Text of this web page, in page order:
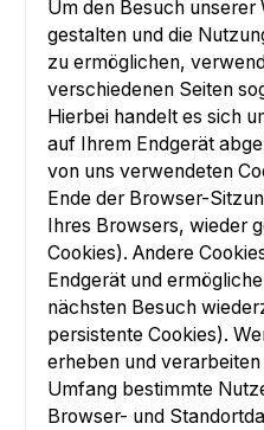
Um den Besuch
gestalten und die
zu ermöglichen,
verschiedenen Seiten
Hierbei handelt es sich
auf Ihrem Endgerät
von uns verwendeten
Ende der Browser-
Ihres Browsers, wieder
Cookies). Andere
Endgerät und
nächsten Besuch
persistente Cookies).
erheben und
Umfang bestimmte
Browser- und